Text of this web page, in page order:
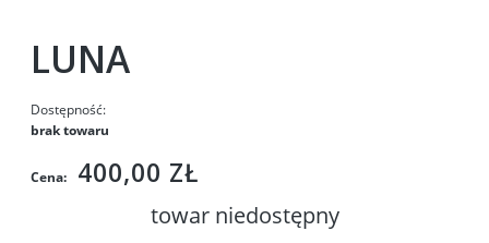
LUNA
Dostępność:
brak towaru
Cena: 400,00 ZŁ
towar niedostępny